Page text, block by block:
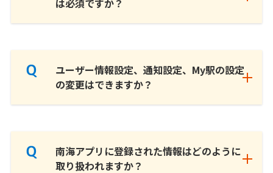
は必須ですか？
ユーザー情報設定、通知設定、My駅の設定
の変更はできますか？
南海アプリに登録された情報はどのように
取り扱われますか？